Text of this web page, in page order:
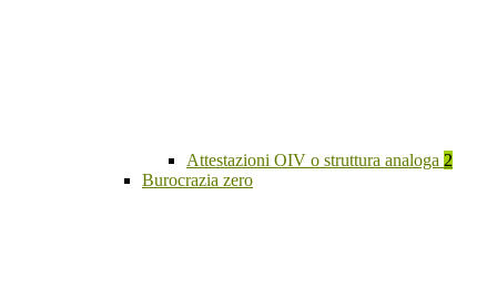
Attestazioni OIV o struttura analoga 2
Burocrazia zero